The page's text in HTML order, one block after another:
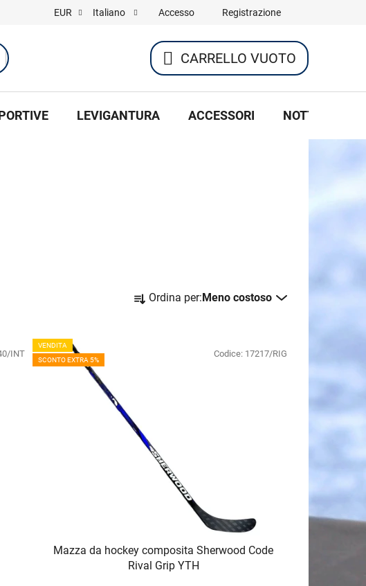
EUR Italiano Accesso Registrazione
CARRELLO
DELLA
CARRELLO VUOTO
LEVIGANTURA ACCESSORI NOTTE DI
r
n
r
o
Ordina per:Meno costoso
INT
VENDITA
SCONTO EXTRA 5%
Mazza da hockey composita Sherwood Code
Rival Grip YTH
Codice: 17217/RIG